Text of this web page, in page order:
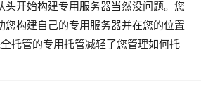
头开始构建专用服务器当然没问题。您
您构建自己的专用服务器并在您的位置
托管的专用托管减轻了您管理如何托